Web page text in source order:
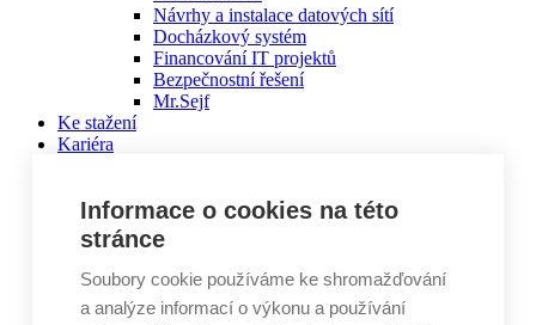
Návrhy a instalace datových sítí
Docházkový systém
Financování IT projektů
Bezpečnostní řešení
Mr.Sejf
Ke stažení
Kariéra
Reference
Kontakty
Informace o cookies na této
stránce
Soubory cookie používáme ke shromažďování
a analýze informací o výkonu a používání